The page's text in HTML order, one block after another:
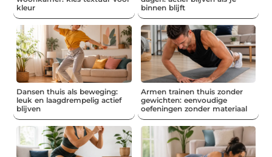
kleur
binnen blijft
Dansen thuis als beweging:
leuk en laagdrempelig actief
blijven
Armen trainen thuis zonder
gewichten: eenvoudige
oefeningen zonder materiaal